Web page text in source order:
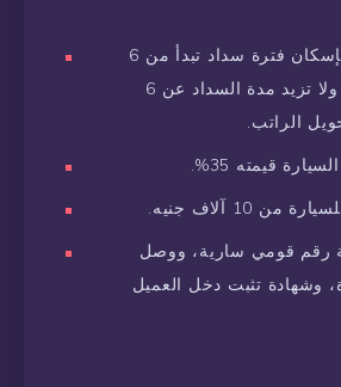
يتيح بنك التعمير والإسكان فترة سداد تبدأ من 6
أشهر إلى 84 شهرًا ولا تزيد مدة السداد عن 6
الراتب.
قيمته 35%.
10 آلاف جنيه.
رقم قومي سارية، ووصل
وشهادة تثبت دخل العميل